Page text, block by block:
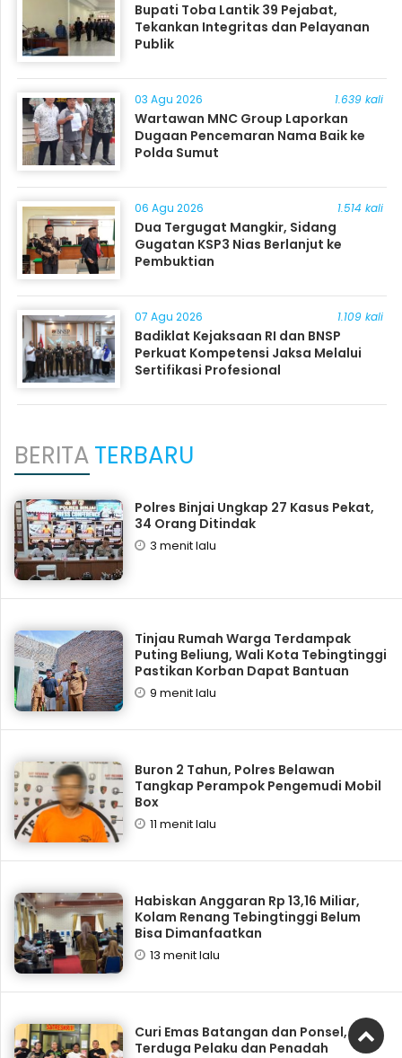
Bupati Toba Lantik 39 Pejabat,
Tekankan Integritas dan Pelayanan
Publik
03 Agu 2026 1.639 kali
Wartawan MNC Group Laporkan
Dugaan Pencemaran Nama Baik ke
Polda Sumut
06 Agu 2026 1.514 kali
Dua Tergugat Mangkir, Sidang
Gugatan KSP3 Nias Berlanjut ke
Pembuktian
07 Agu 2026 1.109 kali
Badiklat Kejaksaan RI dan BNSP
Perkuat Kompetensi Jaksa Melalui
Sertifikasi Profesional
BERITATERBARU
Polres Binjai Ungkap 27 Kasus Pekat,
34 Orang Ditindak
3 menit lalu
Tinjau Rumah Warga Terdampak
Puting Beliung, Wali Kota Tebingtinggi
Pastikan Korban Dapat Bantuan
9 menit lalu
Buron 2 Tahun, Polres Belawan
Tangkap Perampok Pengemudi Mobil
Box
11 menit lalu
Habiskan Anggaran Rp 13,16 Miliar,
Kolam Renang Tebingtinggi Belum
Bisa Dimanfaatkan
13 menit lalu
Curi Emas Batangan dan Ponsel,
Terduga Pelaku dan Penadah